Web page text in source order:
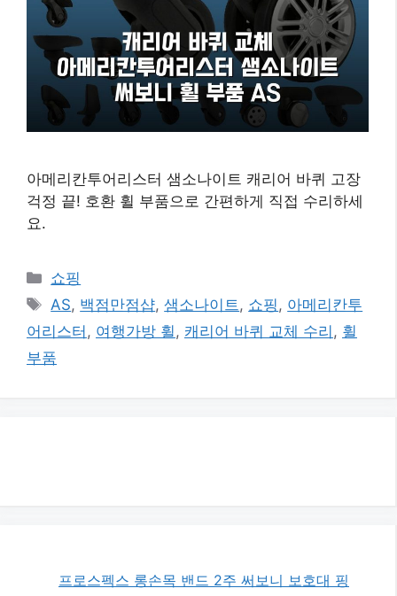
아메리칸투어리스터 샘소나이트 캐리어 바퀴 고장
걱정 끝! 호환 휠 부품으로 간편하게 직접 수리하세
요.
카
테
리
쇼핑
태
그
AS, 백점만점샵,샘소나이트 , 쇼핑 , 아메리칸투
어리스터 , 여행가방 휠 , 캐리어 바퀴 교체 수리 , 휠
부품
프로스펙스 롱손목 밴드 2주 써보니 보호대 핑